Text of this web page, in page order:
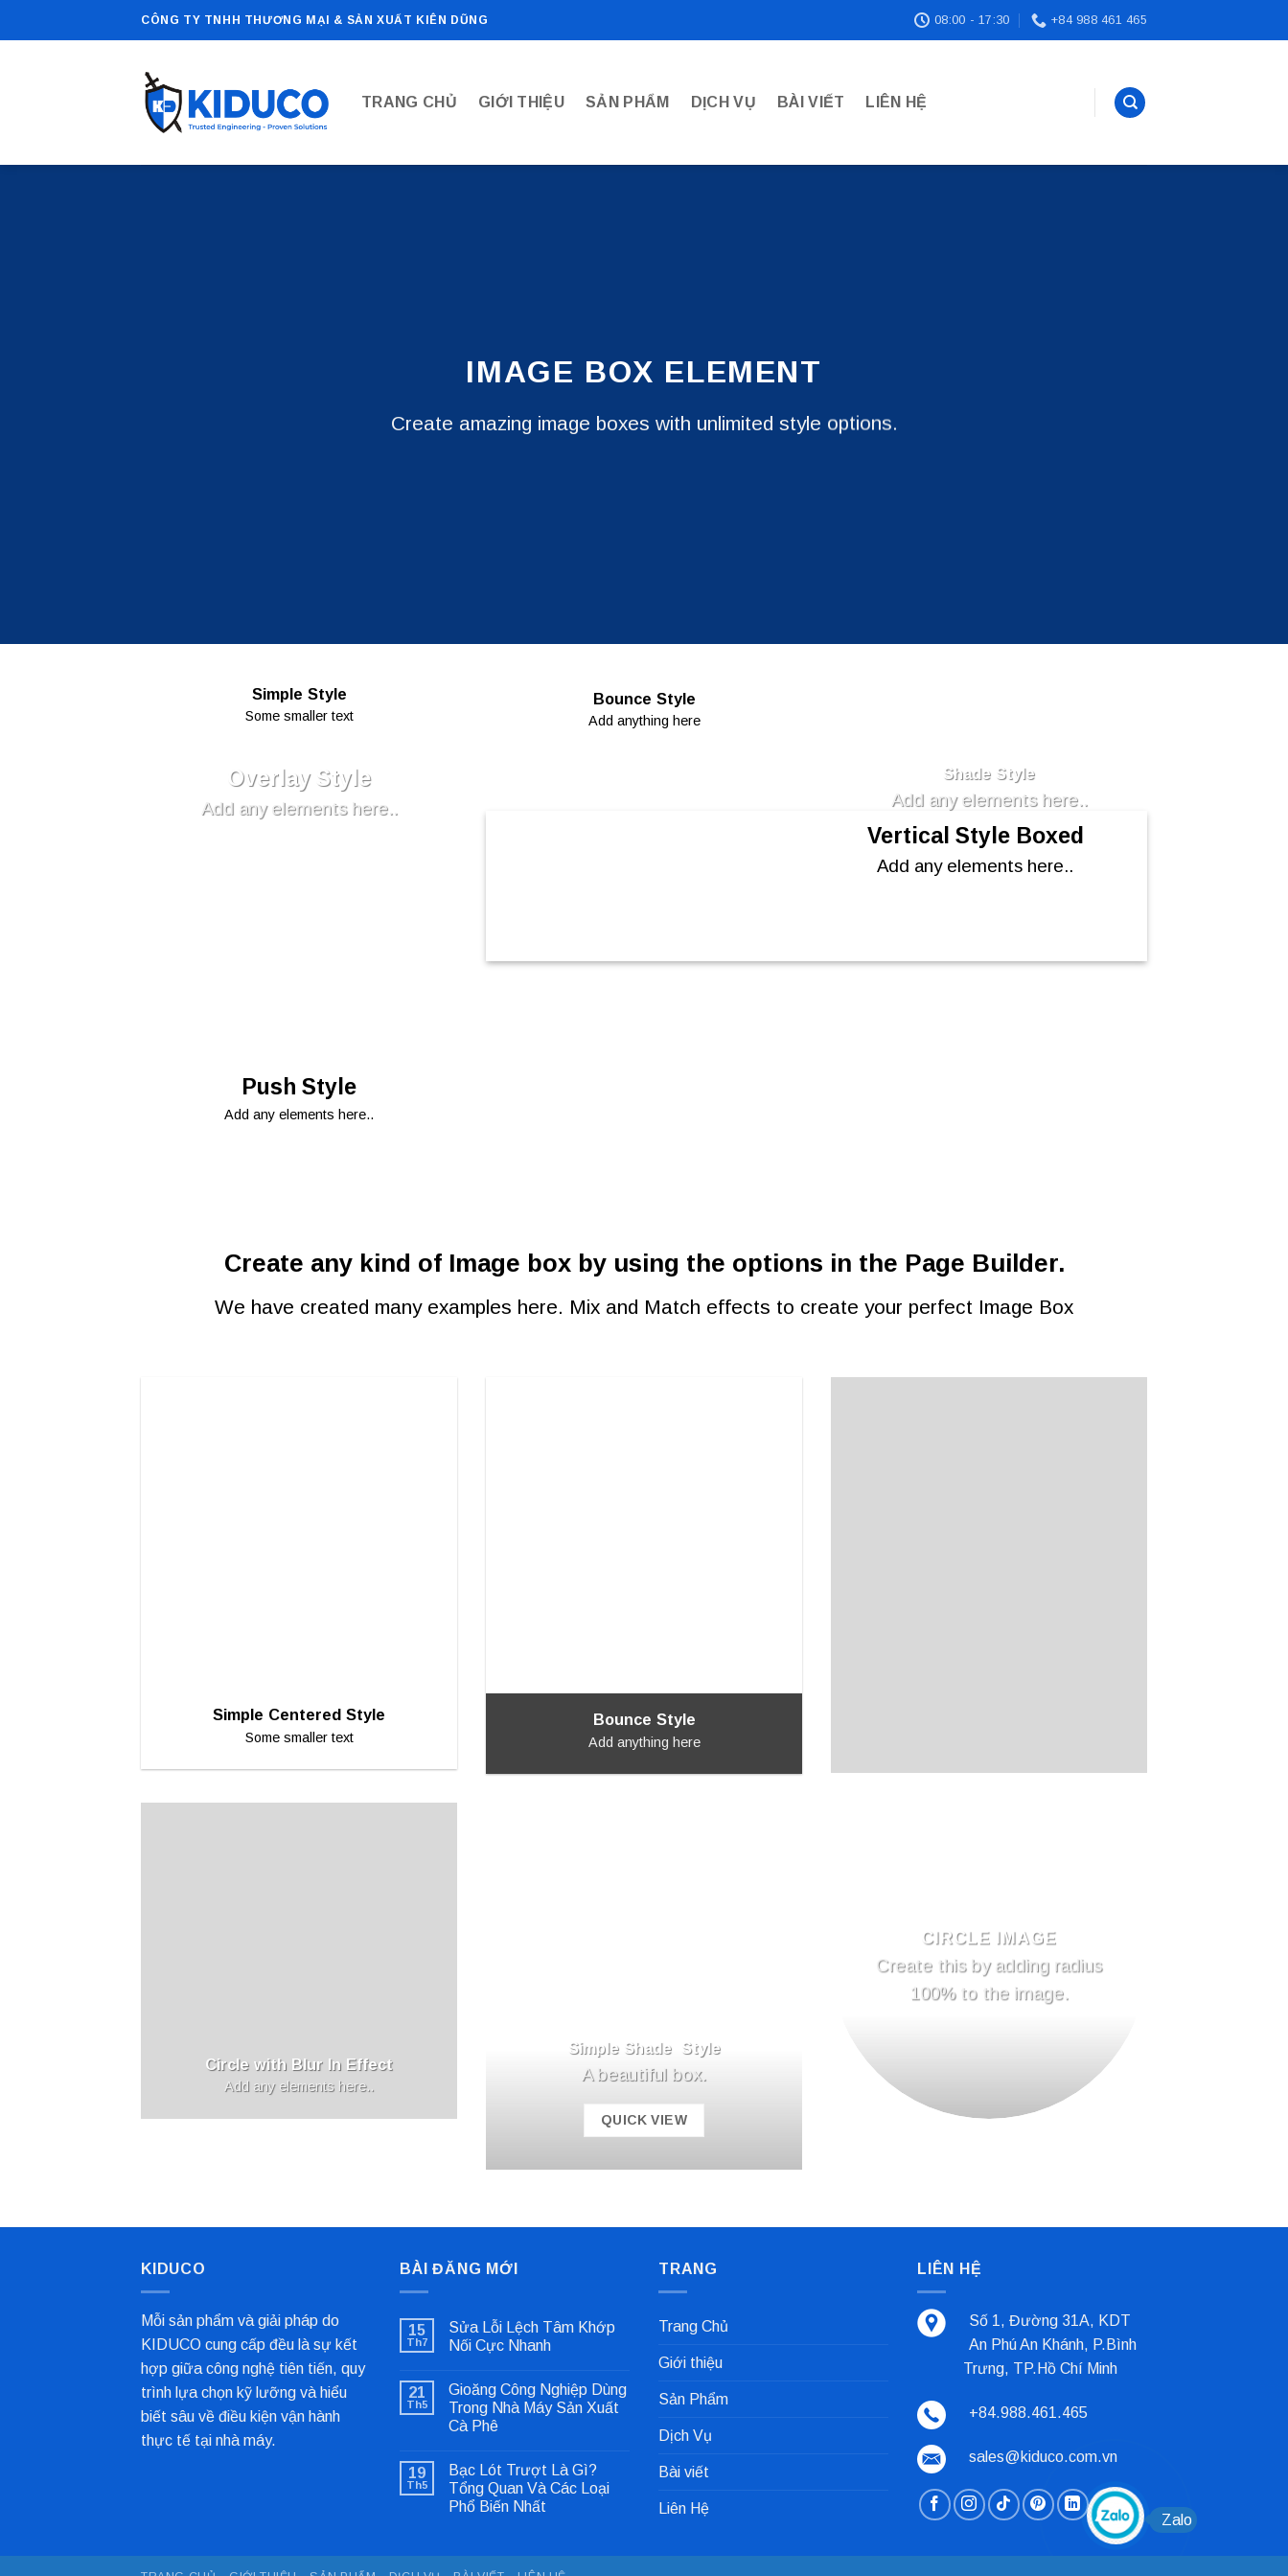
CÔNG TY TNHH THƯƠNG MẠI & SẢN XUẤT KIÊN DŨNG 08:00 - 17:30 +84 988 461 465
TRANG CHỦ GIỚI THIỆU SẢN PHẨM DỊCH VỤ BÀI VIẾT LIÊN HỆ
IMAGE BOX ELEMENT
Create amazing image boxes with unlimited style options.
Simple Style
Some smaller text
Bounce Style
Add anything here
You can add shortcodes here
Overlay Style
Add any elements here..
Add any elements
here..
Shade Style
Add any elements here..
Push Style
Add any elements here..
Vertical Style Boxed
Add any elements here..
Create any kind of Image box by using the options in the Page Builder.
We have created many examples here. Mix and Match effects to create your perfect Image Box
Simple Centered Style
Some smaller text
Bounce Style
Add anything here
Circle with Blur In Effect
Add any elements here..
Simple Shade Style
A beautiful box.
QUICK VIEW
CIRCLE IMAGE
Create this by adding radius
100% to the image.
KIDUCO
Mỗi sản phẩm và giải pháp do
KIDUCO cung cấp đều là sự kết
hợp giữa công nghệ tiên tiến, quy
trình lựa chọn kỹ lưỡng và hiểu
biết sâu về điều kiện vận hành
thực tế tại nhà máy.
BÀI ĐĂNG MỚI
15
Th7
Sửa Lỗi Lệch Tâm Khớp
Nối Cực Nhanh
bình
luận
ở
Sửa
Tâm
Khớp
Nối
Cực
Nhanh
21
Th5
Gioăng Công Nghiệp Dùng
Trong Nhà Máy Sản Xuất
Cà Phê
bình
luận
ở
Gioăng
Nhà
19
Th5
Bạc Lót Trượt Là Gì?
Tổng Quan Và Các Loại
Phổ Biến Nhất
TRANG
Trang Chủ
Giới thiệu
Sản Phẩm
Dịch Vụ
Bài viết
Liên Hệ
LIÊN HỆ
Số 1, Đường 31A, KDT
An Phú An Khánh, P.Bình
Trưng, TP.Hồ Chí Minh
+84.988.461.465
sales@kiduco.com.vn
Zalo